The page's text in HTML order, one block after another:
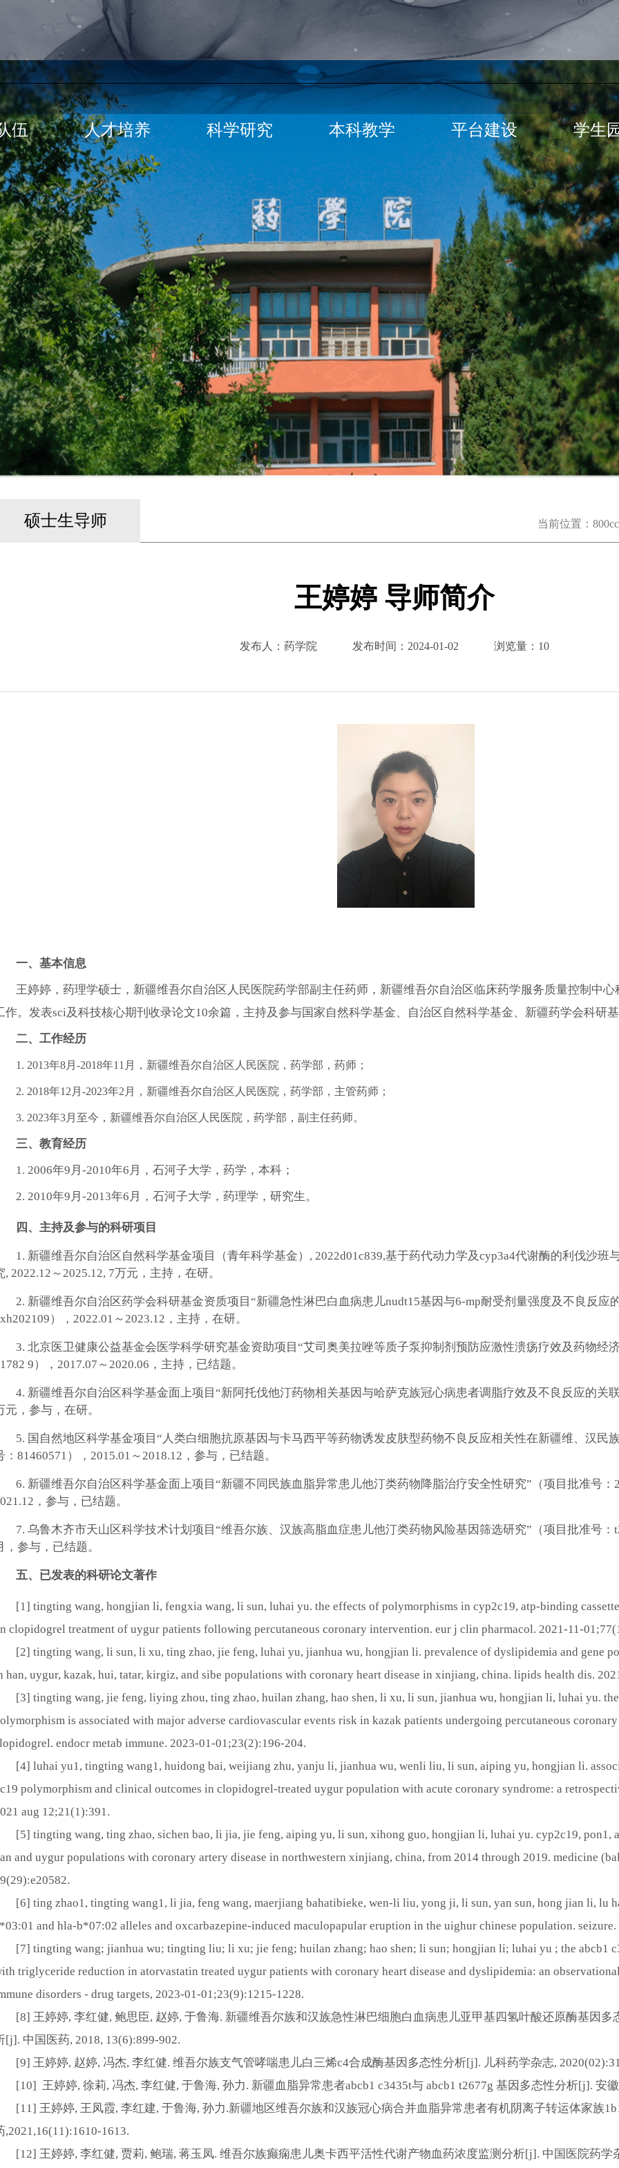
伍 人才培养 科学研究 本科教学 平台建设 学生
硕士生导师 当前位置：
王婷婷 导师简介
发布人： 药学院 发布时间： 2024-01-02 浏览量： 10
一、基本信息
王婷婷，药理学硕士，新疆维吾尔自治区人民医院药学部副主任药师，新疆维吾尔自治区临床药学服务质量控制中
作。发表sci及科技核心期刊收录论文10余篇，主持及参与国家自然科学基金、自治区自然科学基金、新疆药学会科研
二、 工作经历
1. 2013年8月 -2018年11 月，新疆维吾尔自治区人民医院，药学部，药师；
2. 2018年12 月 -2023年2 月，新疆维吾尔自治区人民医院，药学部，主管药师；
3. 2023年3月至今，新疆维吾尔自治区人民医院，药学部，副主任药师。
三、教育经历
1. 2006年9 月 -2010年6 月，石河子大学，药学，本科；
2. 2010年9 月 -2013年6 月，石河子大学，药理学，研究生。
四、主持及参与的科研项目
1. 新疆维吾尔自治区自然科学基金项目（青年科学基金） , 2022d01c839,基于药代动力学及cyp3a4代谢酶的利伐沙班
, 2022.12 ～2025.12, 7万元，主持，在研。
2. 新疆维吾尔自治区药学会科研基金资质项目 “新疆急性淋巴白血病患儿nudt15基因与6-mp耐受剂量强度及不良反应
）， 2022.01 ～2023.12 ，主持，在研。
3. 北京医卫健康公益基金会医学科学研究基金资助项目 “艾司奥美拉唑等质子泵抑制剂预防应激性溃疡疗效及药物经
9）， 2017.07 ～2020.06 ，主持，已结题。
4. 新疆维吾尔自治区科学基金面上项目 “新阿托伐他汀药物相关基因与哈萨克族冠心病患者调脂疗效及不良反应的关
元，参与，在研。
5. 国自然地区科学基金项目 “ 人类白细胞抗原基因与卡马西平等药物诱发皮肤型药物不良反应相关性在新疆维、汉民
： 81460571）， 2015.01 ～2018.12 ，参与，已结题。
6. 新疆维吾尔自治区科学基金面上项目 “新疆不同民族血脂异常患儿他汀类药物降脂治疗安全性研究” （项目批准号：
，参与，已结题。
7. 乌鲁木齐市天山区科学技术计划项目 “维吾尔族、汉族高脂血症患儿他汀类药物风险基因筛选研究” （项目批准号：
，参与，已结题。
五、已发表的科研论文著作
[1] tingting wang, hongjian li, fengxia wang, li sun, luhai yu. the effects of polymorphisms in cyp2c19, atp-binding
clopidogrel treatment of uygur patients following percutaneous coronary intervention. eur j clin pharmacol. 2021-11-
[2] tingting wang, li sun, li xu, ting zhao, jie feng, luhai yu, jianhua wu, hongjian li. prevalence of dyslipidemia and gene
han, uygur, kazak, hui, tatar, kirgiz, and sibe populations with coronary heart disease in xinjiang, china. lipids health dis.
[3] tingting wang, jie feng, liying zhou, ting zhao, huilan zhang, hao shen, li xu, li sun, jianhua wu, hongjian li, luhai yu.
is associated with major adverse cardiovascular events risk in kazak patients undergoing percutaneous
endocr metab immune. 2023-01-01;23(2):196-204.
[4] luhai yu1, tingting wang1, huidong bai, weijiang zhu, yanju li, jianhua wu, wenli liu, li sun, aiping yu, hongjian li.
polymorphism and clinical outcomes in clopidogrel-treated uygur population with acute coronary syndrome: a
aug 12;21(1):391.
[5] tingting wang, ting zhao, sichen bao, li jia, jie feng, aiping yu, li sun, xihong guo, hongjian li, luhai yu. cyp2c19, pon1,
and uygur populations with coronary artery disease in northwestern xinjiang, china, from 2014 through 2019. medicine
[6] ting zhao1, tingting wang1, li jia, feng wang, maerjiang bahatibieke, wen-li liu, yong ji, li sun, yan sun, hong jian li, lu
and hla-b*07:02 alleles and oxcarbazepine-induced maculopapular eruption in the uighur chinese population.
[7] tingting wang; jianhua wu; tingting liu; li xu; jie feng; huilan zhang; hao shen; li sun; hongjian li; luhai yu ; the abcb1
triglyceride reduction in atorvastatin treated uygur patients with coronary heart disease and dyslipidemia: an
disorders - drug targets, 2023-01-01;23(9):1215-1228.
[8] 王婷婷, 李红健, 鲍思臣, 赵婷, 于鲁海. 新疆维吾尔族和汉族急性淋巴细胞白血病患儿亚甲基四氢叶酸还原酶基因
[j]. 中国医药, 2018, 13(6):899-902.
[9] 王婷婷, 赵婷, 冯杰, 李红健. 维吾尔族支气管哮喘患儿白三烯c4合成酶基因多态性分析[j]. 儿科药学杂志,
[10] 王婷婷, 徐莉, 冯杰, 李红健, 于鲁海, 孙力. 新疆血脂异常患者abcb1 c3435t与 abcb1 t2677g 基因多态性分析[j]. 安
[11] 王婷婷, 王凤霞, 李红建, 于鲁海, 孙力.新疆地区维吾尔族和汉族冠心病合并血脂异常患者有机阴离子转运体家族
,2021,16(11):1610-1613.
[12] 王婷婷, 李红健, 贾莉, 鲍瑞, 蒋玉凤. 维吾尔族癫痫患儿奥卡西平活性代谢产物血药浓度监测分析[j]. 中国医院药学